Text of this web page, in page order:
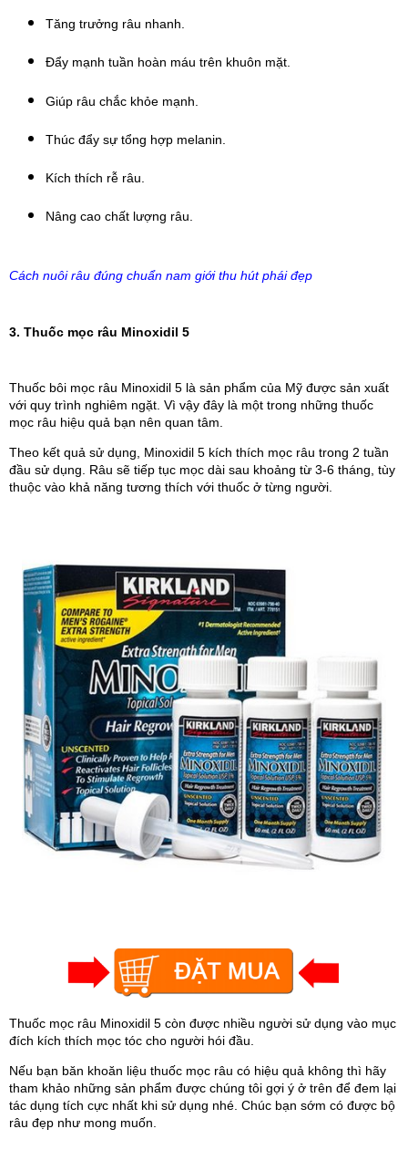
Tăng trưởng râu nhanh.
Đẩy mạnh tuần hoàn máu trên khuôn mặt.
Giúp râu chắc khỏe mạnh.
Thúc đẩy sự tổng hợp melanin.
Kích thích rễ râu.
Nâng cao chất lượng râu.
Cách nuôi râu đúng chuẩn nam giới thu hút phái đẹp
3. Thuốc mọc râu Minoxidil 5
Thuốc bôi mọc râu Minoxidil 5 là sản phẩm của Mỹ được sản xuất
với quy trình nghiêm ngặt. Vì vậy đây là một trong những thuốc
mọc râu hiệu quả bạn nên quan tâm.
Theo kết quả sử dụng, Minoxidil 5 kích thích mọc râu trong 2 tuần
đầu sử dụng. Râu sẽ tiếp tục mọc dài sau khoảng từ 3-6 tháng, tùy
thuộc vào khả năng tương thích với thuốc ở từng người.
Thuốc mọc râu Minoxidil 5 còn được nhiều người sử dụng vào mục
đích kích thích mọc tóc cho người hói đầu.
Nếu bạn băn khoăn liệu thuốc mọc râu có hiệu quả không thì hãy
tham khảo những sản phẩm được chúng tôi gợi ý ở trên để đem lại
tác dụng tích cực nhất khi sử dụng nhé. Chúc bạn sớm có được bộ
râu đẹp như mong muốn.